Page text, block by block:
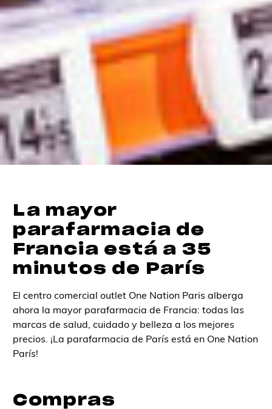
La mayor
parafarmacia de
Francia está a 35
minutos de París
El centro comercial outlet One Nation Paris alberga
ahora la mayor parafarmacia de Francia: todas las
marcas de salud, cuidado y belleza a los mejores
precios. ¡La parafarmacia de París está en One Nation
París!
Compras